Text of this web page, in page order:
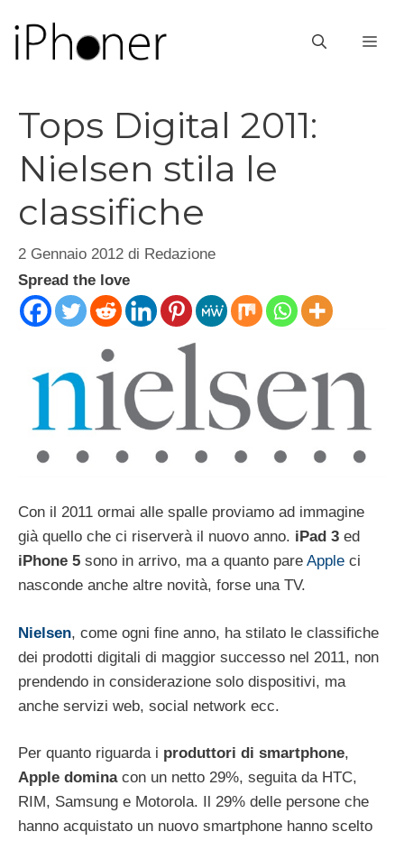
contenuto
Tops Digital 2011:
Nielsen stila le
classifiche
2 Gennaio 2012 di Redazione
Spread the love
Con il 2011 ormai alle spalle proviamo ad immagine
già quello che ci riserverà il nuovo anno. iPad 3 ed
iPhone 5 sono in arrivo, ma a quanto pare Apple ci
nasconde anche altre novità, forse una TV.
Nielsen, come ogni fine anno, ha stilato le classifiche
dei prodotti digitali di maggior successo nel 2011, non
prendendo in considerazione solo dispositivi, ma
anche servizi web, social network ecc.
Per quanto riguarda i produttori di smartphone,
Apple dominacon un netto 29%, seguita da HTC,
RIM, Samsung e Motorola. Il 29% delle persone che
hanno acquistato un nuovo smartphone hanno scelto